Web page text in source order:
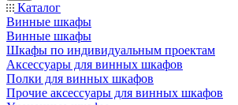
Каталог
Винные шкафы
Винные шкафы
Шкафы по индивидуальным проектам
Аксессуары для винных шкафов
Полки для винных шкафов
Прочие аксессуары для винных шкафов